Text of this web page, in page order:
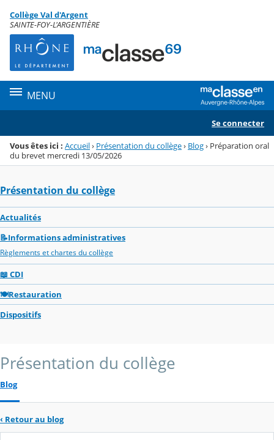
Menu de la rubrique
Contenu
Collège Val d'Argent
SAINTE-FOY-L'ARGENTIÈRE
MENU
Se connecter
Vous êtes ici : Accueil› Présentation du collège› Blog› Préparation oral
du brevet mercredi 13/05/2026
Présentation du collège
Actualités
📝Informations administratives
Règlements et chartes du collège
📖 CDI
🍽️Restauration
Dispositifs
Présentation du collège
Blog
‹ Retour au blog